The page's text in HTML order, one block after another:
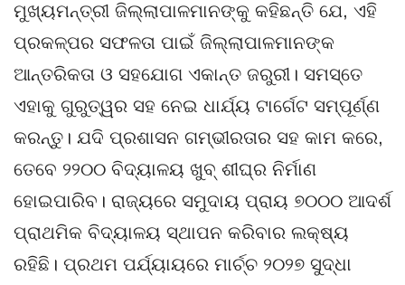
ମୁଖ୍ୟମନ୍ତ୍ରୀ ଜିଲ୍ଲାପାଳମାନଙ୍କୁ କହିଛନ୍ତି ଯେ, ଏହି
ପ୍ରକଳ୍ପର ସଫଳତା ପାଇଁ ଜିଲ୍ଲାପାଳମାନଙ୍କ
ଆନ୍ତରିକତା ଓ ସହଯୋଗ ଏକାନ୍ତ ଜରୁରୀ। ସମସ୍ତେ
ଏହାକୁ ଗୁରୁତ୍ୱର ସହ ନେଇ ଧାର୍ଯ୍ୟ ଟାର୍ଗେଟ ସମ୍ପୂର୍ଣ୍ଣ
କରନ୍ତୁ। ଯଦି ପ୍ରଶାସନ ଗମ୍ଭୀରତାର ସହ କାମ କରେ,
ତେବେ ୨୨୦୦ ବିଦ୍ୟାଳୟ ଖୁବ୍ ଶୀଘ୍ର ନିର୍ମାଣ
ହୋଇପାରିବ। ରାଜ୍ୟରେ ସମୁଦାୟ ପ୍ରାୟ ୭୦୦୦ ଆଦର୍ଶ
ପ୍ରାଥମିକ ବିଦ୍ୟାଳୟ ସ୍ଥାପନ କରିବାର ଲକ୍ଷ୍ୟ
ରହିଛି। ପ୍ରଥମ ପର୍ଯ୍ୟାୟରେ ମାର୍ଚ୍ଚ ୨୦୨୭ ସୁଦ୍ଧା